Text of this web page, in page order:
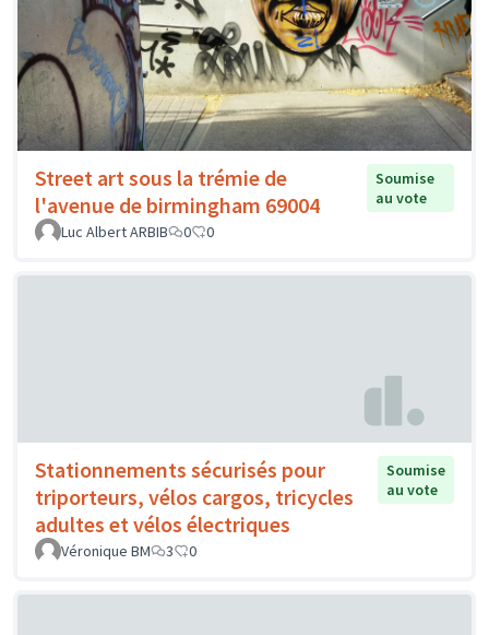
Street art sous la trémie de
l'avenue de birmingham 69004
Soumise
au vote
Luc Albert ARBIB
0 0
Stationnements sécurisés pour
triporteurs, vélos cargos, tricycles
adultes et vélos électriques
Soumise
au vote
Véronique BM 3 0